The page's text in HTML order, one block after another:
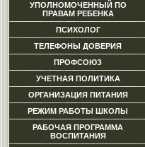
УПОЛНОМОЧЕННЫЙ ПО
ПРАВАМ РЕБЕНКА
ПСИХОЛОГ
ТЕЛЕФОНЫ ДОВЕРИЯ
ПРОФСОЮЗ
УЧЕТНАЯ ПОЛИТИКА
ОРГАНИЗАЦИЯ ПИТАНИЯ
РЕЖИМ РАБОТЫ ШКОЛЫ
РАБОЧАЯ ПРОГРАММА
ВОСПИТАНИЯ